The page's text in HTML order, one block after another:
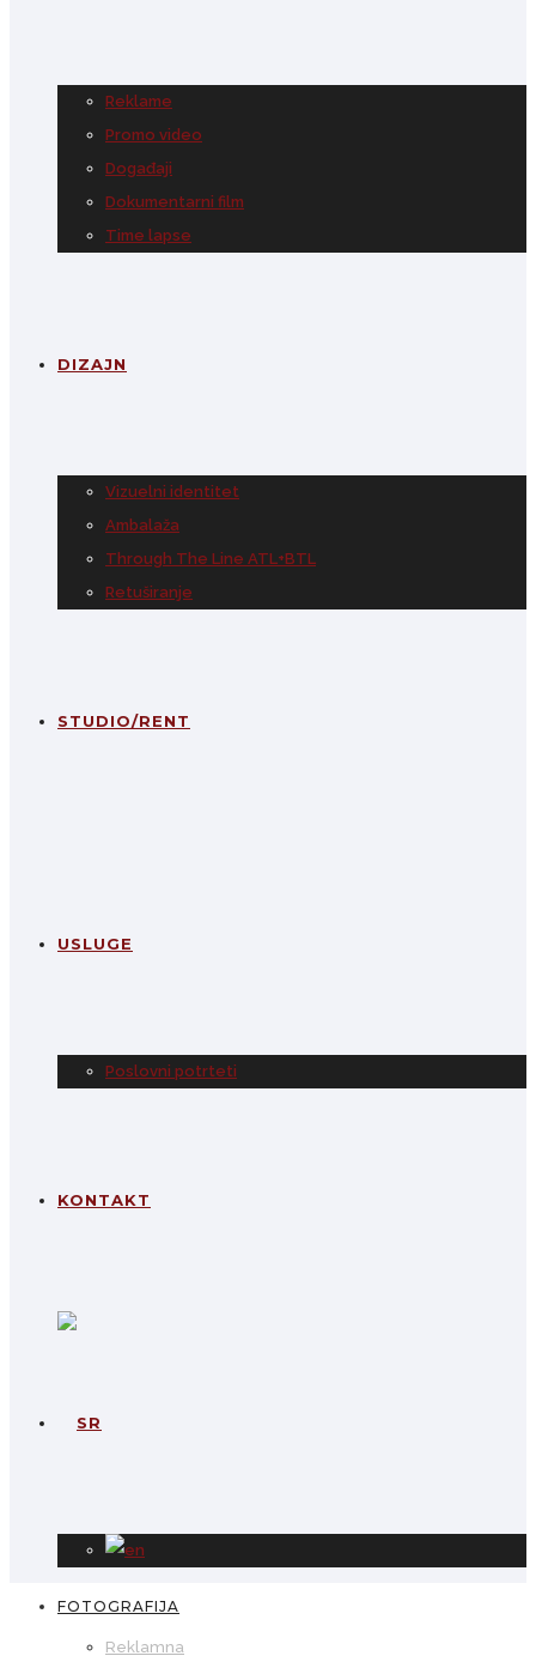
Reklame
Promo video
Događaji
Dokumentarni film
Time lapse
DIZAJN
Vizuelni identitet
Ambalaža
Through The Line ATL+BTL
Retuširanje
STUDIO/RENT
USLUGE
Poslovni potrteti
KONTAKT
FOTOGRAFIJA
Reklamna